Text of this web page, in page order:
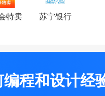
特卖 苏宁银行
程和设计经